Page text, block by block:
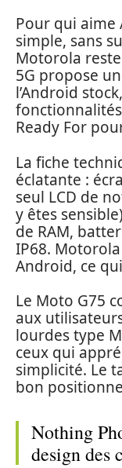
Pour qui aime
simple, sans
Motorola
5G propose
l’Android
Ready For
La fiche
éclatante :
seul LCD de
y êtes
de RAM,
IP68.
Android, ce
Le Moto G75
aux
lourdes type
ceux qui
simplicité. Le
bon
Nothing
design des